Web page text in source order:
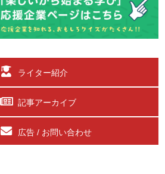
ライター紹介
記事アーカイブ
広告 / お問い合わせ